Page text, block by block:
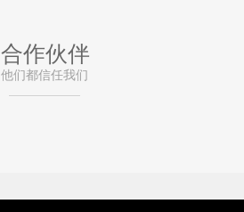
合作伙伴
他们都信任我们